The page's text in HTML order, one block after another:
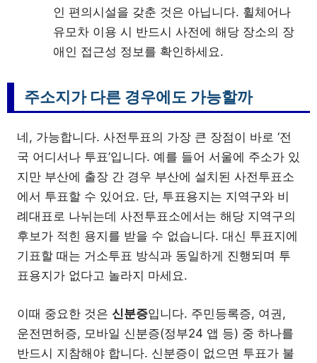
인 편의시설을 갖춘 것은 아닙니다. 휠체어나
유모차 이용 시 반드시 사전에 해당 장소의 장
애인 접근성 정보를 확인하세요.
주소지가 다른 경우에도 가능할까
네, 가능합니다. 사전투표의 가장 큰 장점이 바로 ‘전
국 어디서나 투표’입니다. 예를 들어 서울에 주소가 있
지만 부산에 출장 간 경우 부산에 설치된 사전투표소
에서 투표할 수 있어요. 단, 투표용지는 지역구와 비
례대표로 나뉘는데 사전투표소에서는 해당 지역구의
후보가 적힌 용지를 받을 수 없습니다. 대신 투표지에
기표할 때는 거소투표 방식과 동일하게 진행되며 투
표용지가 없다고 놀라지 마세요.
이때 중요한 것은 신분증입니다. 주민등록증, 여권,
운전면허증, 모바일 신분증(정부24 앱 등) 중 하나를
반드시 지참해야 합니다. 신분증이 없으면 투표가 불